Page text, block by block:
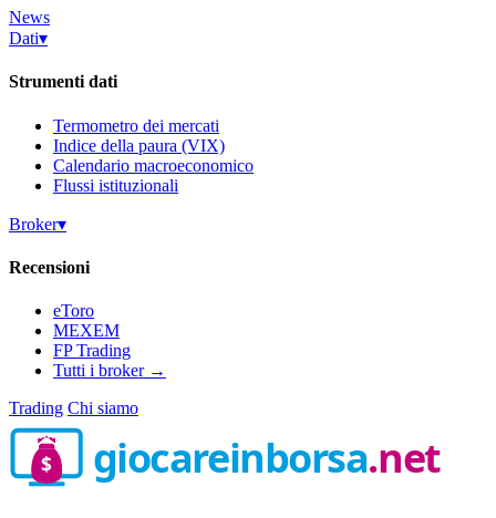
News
Dati▾
Strumenti dati
Termometro dei mercati
Indice della paura (VIX)
Calendario macroeconomico
Flussi istituzionali
Broker▾
Recensioni
eToro
MEXEM
FP Trading
Tutti i broker →
Trading Chi siamo
$ giocareinborsa.net